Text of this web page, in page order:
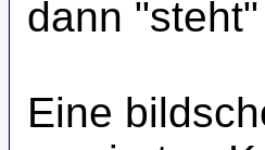
dann
Eine